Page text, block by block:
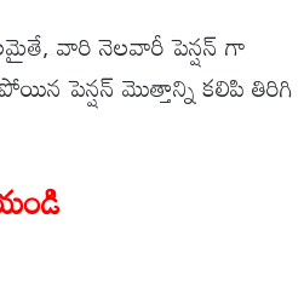
వారి నెలవారీ పెన్షన్ గా
పెన్షన్ మొత్తాన్ని కలిపి తిరిగి